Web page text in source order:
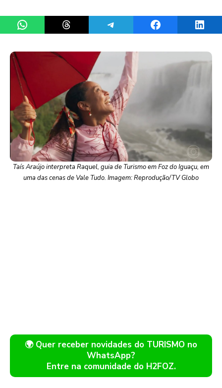
Share on WhatsAppShare on ThreadsShare on TelegramShare on Facebook
Taís Araújo interpreta Raquel, guia de Turismo em Foz do Iguaçu, em
uma das cenas de Vale Tudo. Imagem: Reprodução/TV Globo
🌍 Quer receber novidades do TURISMO no
WhatsApp?
Entre na comunidade do H2FOZ.